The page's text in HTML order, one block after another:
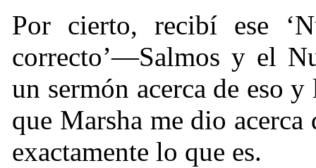
Por cierto, recibí ese
correcto’—Salmos y el
un sermón acerca de eso
que Marsha me dio acerca
exactamente lo que es.